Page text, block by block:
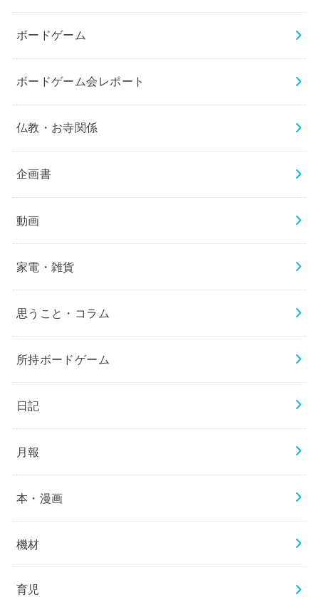
ボードゲーム
ボードゲーム会レポート
仏教・お寺関係
企画書
動画
家電・雑貨
思うこと・コラム
所持ボードゲーム
日記
月報
本・漫画
機材
育児